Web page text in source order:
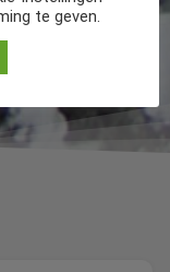
te geven.